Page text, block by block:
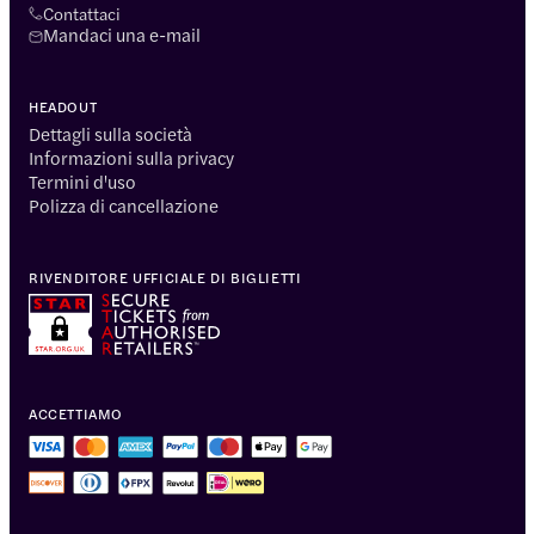
Contattaci
Mandaci una e-mail
HEADOUT
Dettagli sulla società
Informazioni sulla privacy
Termini d'uso
Polizza di cancellazione
ACCETTIAMO
RIVENDITORE UFFICIALE DI BIGLIETTI